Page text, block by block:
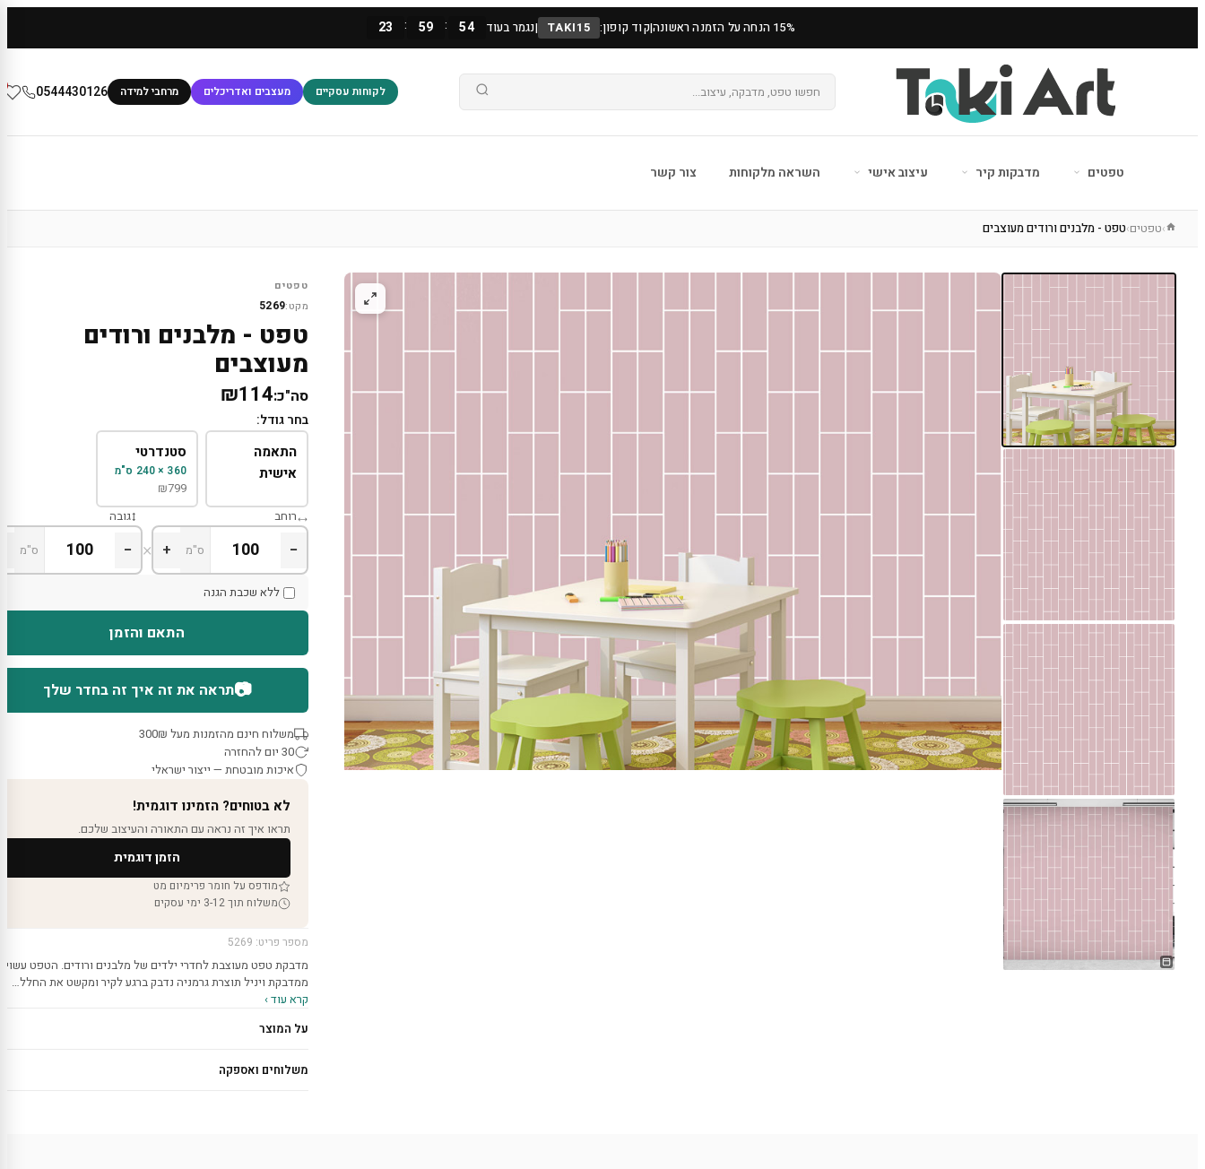
15% הנחה על הזמנה ראשונה |קוד קופון: TAKI15
|נגמר בעוד 23 : 59 : 52
לקוחות עסקיים מעצבים ואדריכלים מרחבי למידה 0544430126
טפטים מדבקות קיר עיצוב אישי השראה מלקוחות צור קשר
›טפטים›טפט - מלבנים ורודים מעוצבים
טפטים
מקט:5269
טפט - מלבנים ורודים
מעוצבים
סה"כ:₪114
בחר גודל:
התאמה
אישית
סטנדרטי
360 × 240 ס"מ
₪799
רוחב
− ס"מ +
×
גובה
− ס"מ
ללא שכבת הגנה
התאם והזמן
📷תראה את זה איך זה בחדר שלך
משלוח חינם מהזמנות מעל 300₪
30 יום להחזרה
איכות מובטחת — ייצור ישראלי
לא בטוחים? הזמינו דוגמית!
תראו איך זה נראה עם התאורה והעיצוב שלכם.
הזמן דוגמית
מודפס על חומר פרימיום מט
משלוח תוך 3-12 ימי עסקים
מספר פריט: 5269
מדבקת טפט מעוצבת לחדרי ילדים של מלבנים ורודים. הטפט עשוי
ממדבקת ויניל תוצרת גרמניה נדבק ברגע לקיר ומקשט את החלל…
קרא עוד ›
על המוצר
משלוחים ואספקה